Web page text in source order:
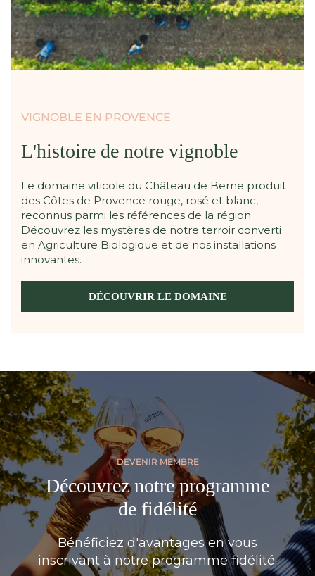
VIGNOBLE EN PROVENCE
L'histoire de notre vignoble
Le domaine viticole du Château de Berne produit
des Côtes de Provence rouge, rosé et blanc,
reconnus parmi les références de la région.
Découvrez les mystères de notre terroir converti
en Agriculture Biologique et de nos installations
innovantes.
DÉCOUVRIR LE DOMAINE
DEVENIR MEMBRE
Découvrez notre programme
de fidélité
Bénéficiez d'avantages en vous
inscrivant à notre programme fidélité.